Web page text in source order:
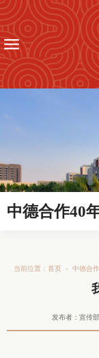
中德合作40
当前位置： 首页 - 中德合
发布者：宣传部